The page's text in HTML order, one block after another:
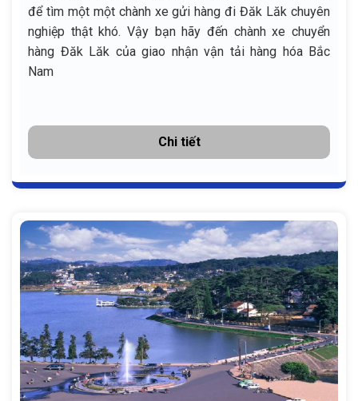
để tìm một một chành xe gửi hàng đi Đăk Lăk chuyên
nghiệp thật khó. Vậy bạn hãy đến chành xe chuyển
hàng Đăk Lăk của giao nhận vận tải hàng hóa Bắc
Nam
Chi tiết